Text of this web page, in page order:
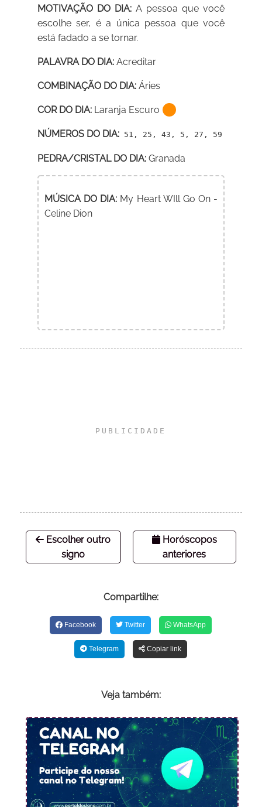
MOTIVAÇÃO DO DIA: A pessoa que você
escolhe ser, é a única pessoa que você
está fadado a se tornar.
PALAVRA DO DIA: Acreditar
COMBINAÇÃO DO DIA: Áries
COR DO DIA: Laranja Escuro
NÚMEROS DO DIA: 51, 25, 43, 5, 27, 59
PEDRA/CRISTAL DO DIA: Granada
MÚSICA DO DIA: My Heart WIll Go On -
Celine Dion
Escolher outro
signo
Horóscopos
anteriores
Compartilhe:
Facebook Twitter WhatsApp
Telegram Copiar link
Veja também: